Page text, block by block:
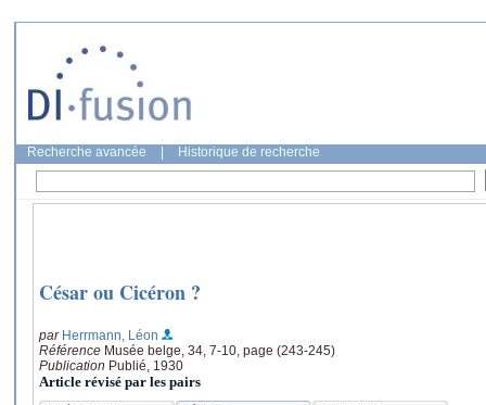
Recherche avancée Historique de recherche
César ou Cicéron ?
par Herrmann, Léon
Référence Musée belge, 34, 7-10, page (243-245)
Publication Publié, 1930
Article révisé par les pairs